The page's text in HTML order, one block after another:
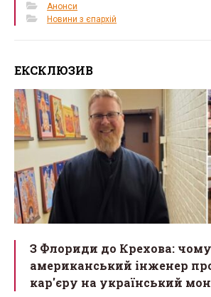
Анонси
Новини з єпархій
ЕКСКЛЮЗИВ
З Флориди до Крехова: чому
американський інженер
кар'єру на український